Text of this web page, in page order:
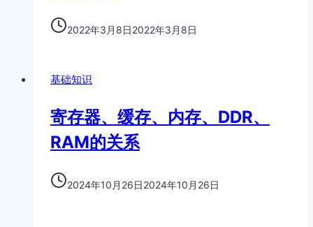
2022年3月8日2022年3月8日
基础知识
寄存器、缓存、内存、DDR、
RAM的关系
2024年10月26日2024年10月26日